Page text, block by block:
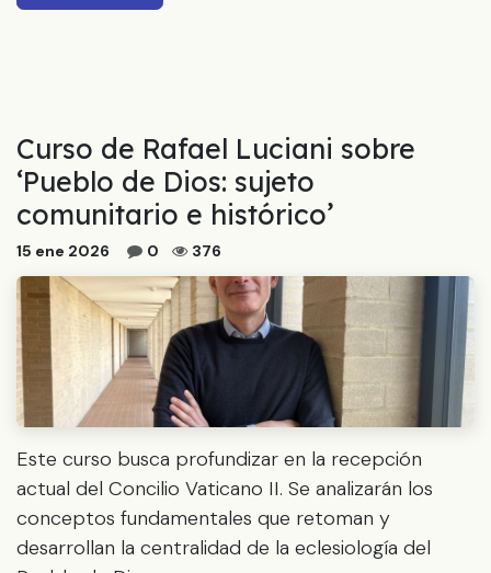
Curso de Rafael Luciani sobre
‘Pueblo de Dios: sujeto
comunitario e histórico’
15 ene 2026 0 376
Este curso busca profundizar en la recepción
actual del Concilio Vaticano II. Se analizarán los
conceptos fundamentales que retoman y
desarrollan la centralidad de la eclesiología del